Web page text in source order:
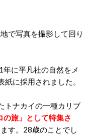
で写真を撮影して回り
に平凡社の自然をメ
に採用されました。
トナカイの一種カリブ
の旅」として特集さ
す。28歳のことでし